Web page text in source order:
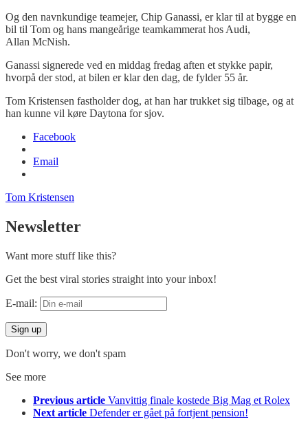
Og den navnkundige teamejer, Chip Ganassi, er klar til at bygge en
bil til Tom og hans mangeårige teamkammerat hos Audi,
Allan McNish.
Ganassi signerede ved en middag fredag aften et stykke papir,
hvorpå der stod, at bilen er klar den dag, de fylder 55 år.
Tom Kristensen fastholder dog, at han har trukket sig tilbage, og at
han kunne vil køre Daytona for sjov.
Facebook
Email
Tom Kristensen
Newsletter
Want more stuff like this?
Get the best viral stories straight into your inbox!
E-mail:
Don't worry, we don't spam
See more
Previous article Vanvittig finale kostede Big Mag et Rolex
Next article Defender er gået på fortjent pension!